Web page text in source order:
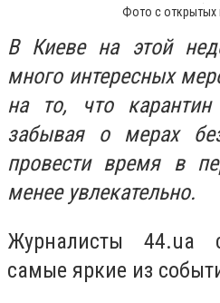
Фото с открытых
В Киеве на этой
много интересных
на то, что
забывая о мерах
провести время в
менее увлекательно.
Журналисты 44.ua
самые яркие из